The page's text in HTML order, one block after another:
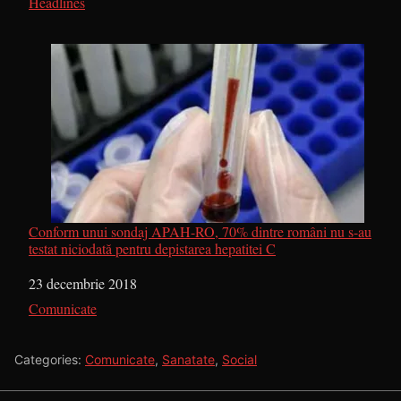
Conform unui sondaj APAH-RO, 70% dintre români nu s-au
testat niciodată pentru depistarea hepatitei C
Dată
23 decembrie 2018
În legătură cu
Comunicate
Categories: Comunicate, Sanatate, Social